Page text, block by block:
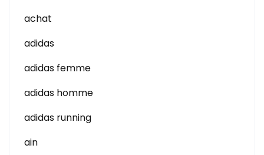
achat
adidas
adidas femme
adidas homme
adidas running
ain